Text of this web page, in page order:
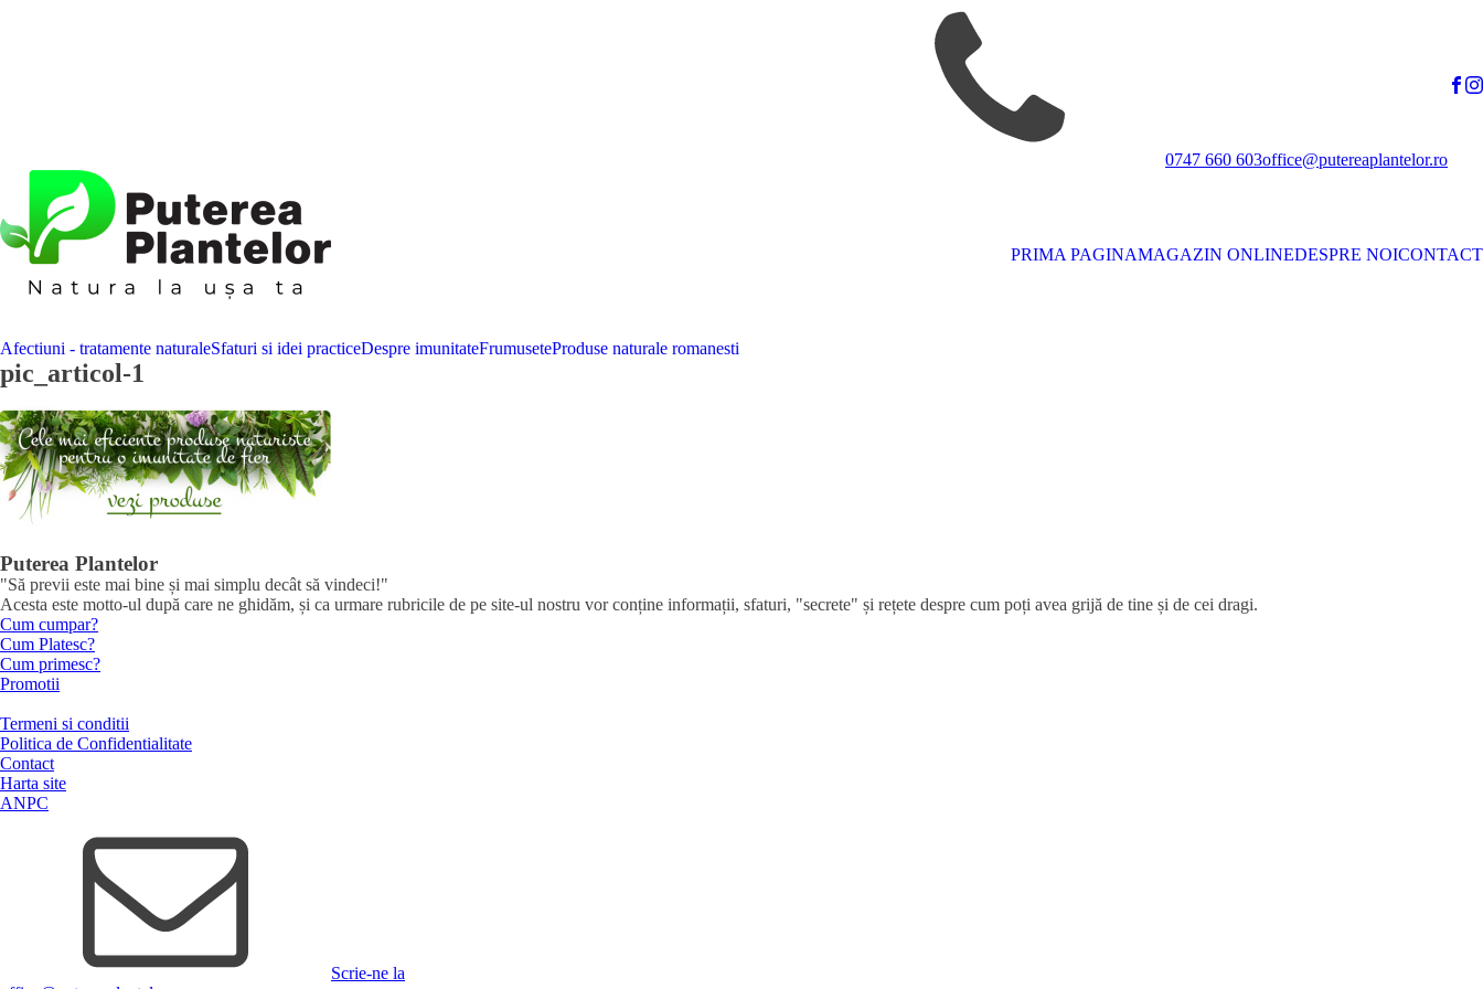
0747 660 603office@putereaplantelor.ro
PRIMA PAGINAMAGAZIN ONLINEDESPRE NOICONTACT
Afectiuni - tratamente naturaleSfaturi si idei practiceDespre imunitateFrumuseteProduse naturale romanesti
pic_articol-1
Puterea Plantelor
"Să previi este mai bine și mai simplu decât să vindeci!"
Acesta este motto-ul după care ne ghidăm, și ca urmare rubricile de pe site-ul nostru vor conține informații, sfaturi, "secrete" și rețete despre cum poți avea grijă de tine și de cei dragi.
Cum cumpar?
Cum Platesc?
Cum primesc?
Promotii
Termeni si conditii
Politica de Confidentialitate
Contact
Harta site
ANPC
Scrie-ne la